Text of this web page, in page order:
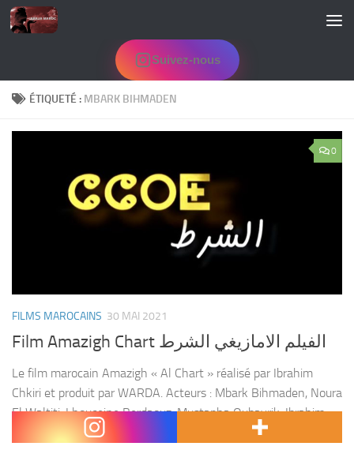
Skip to content
Suivez-nous
ÉTIQUETÉ : MBARK BIHMADEN
0
FILMS MAROCAINS 30 MAI 2021
Film Amazigh Chart الفيلم الامازيغي الشرط
Le film marocain Amazigh « Al Chart » réalisé par Ibrahim
Chkiri et produit par WARDA. Acteurs : Mbark Bihmaden, Noura
El Waltiti, Lhouceine Berdaouz, Mustapha Oubayrik, Ibrahim
Belazri, Fatima Soussi.